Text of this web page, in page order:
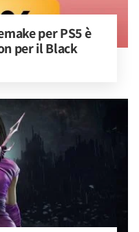
per PS5 è
per il Black